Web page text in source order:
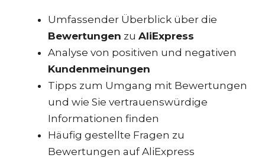
Umfassender Überblick über die
Bewertungen zu AliExpress
Analyse von positiven und negativen
Kundenmeinungen
Tipps zum Umgang mit Bewertungen
und wie Sie vertrauenswürdige
Informationen finden
Häufig gestellte Fragen zu
Bewertungen auf AliExpress